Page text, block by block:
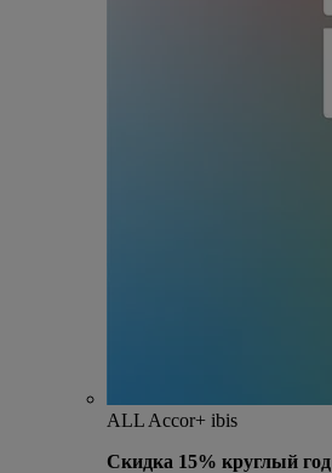
ALL Accor+ ibis
Скидка 15% круглый год